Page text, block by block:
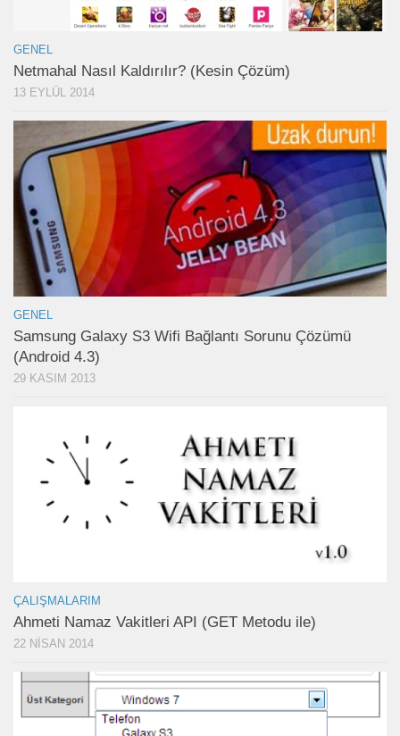
GENEL
Netmahal Nasıl Kaldırılır? (Kesin Çözüm)
13 EYLÜL 2014
GENEL
Samsung Galaxy S3 Wifi Bağlantı Sorunu Çözümü
(Android 4.3)
29 KASIM 2013
ÇALIŞMALARIM
Ahmeti Namaz Vakitleri API (GET Metodu ile)
22 NISAN 2014